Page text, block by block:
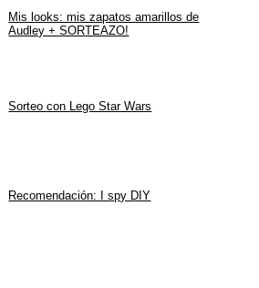
Mis looks: mis zapatos amarillos de
Audley + SORTEAZO!
Sorteo con Lego Star Wars
Recomendación: I spy DIY